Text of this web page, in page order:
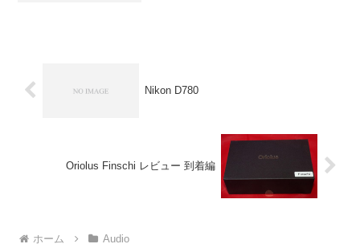
Nikon D780
Oriolus Finschi レビュー 到着編
ホーム Audio